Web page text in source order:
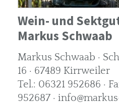
Wein- und
Markus Schwaab
Markus Schwaab ·
16 · 67489 Kirrweiler
Tel.: 06321 952686 ·
952687 ·